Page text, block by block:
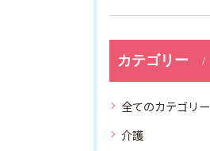
カテゴリー
全てのカテゴリー
介護